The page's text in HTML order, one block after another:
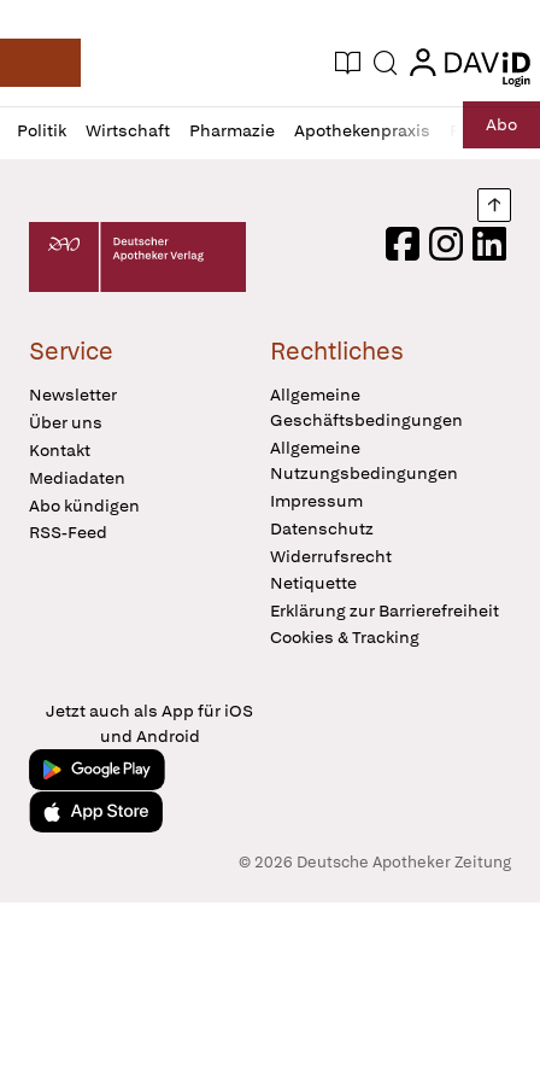
Deutsche Apotheker Zeitung
Aktuelle Ausgabe
Suche login
login
Politik Wirtschaft Pharmazie Apothekenpraxis RechtAbo
Profil
öffnen
Daz
Pur
Deutscher Apotheker Verlag Logo
FacebookInstagram
Service
Newsletter
Über uns
Kontakt
Mediadaten
Abo kündigen
RSS-Feed
Rechtliches
Allgemeine
Geschäftsbedingungen
Allgemeine
Nutzungsbedingungen
Impressum
Datenschutz
Widerrufsrecht
Netiquette
Erklärung zur Barrierefreiheit
Cookies & Tracking
Jetzt auch als App für iOS
und Android
Jetzt bei Google Play
Laden im App Store
© 2026 Deutsche Apotheker Zeitung